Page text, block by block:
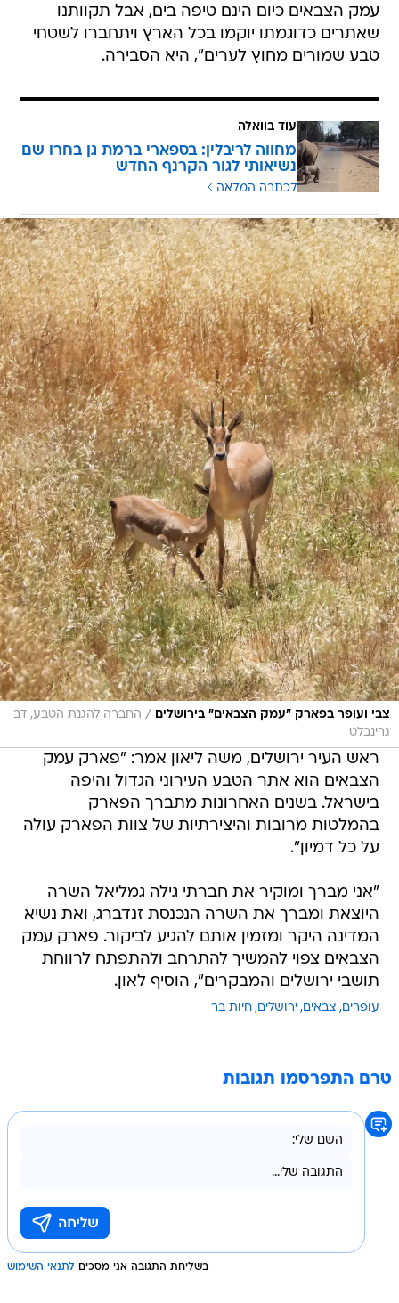
עמק הצבאים כיום הינם טיפה בים, אבל תקוותנו
שאתרים כדוגמתו יוקמו בכל הארץ ויתחברו לשטחי
טבע שמורים מחוץ לערים", היא הסבירה.
עוד בוואלה
מחווה לריבלין: בספארי ברמת גן בחרו שם
נשיאותי לגור הקרנף החדש
לכתבה המלאה
צבי ועופר בפארק "עמק הצבאים" בירושלים / החברה להגנת הטבע, דב
גרינבלט
ראש העיר ירושלים, משה ליאון אמר: "פארק עמק
הצבאים הוא אתר הטבע העירוני הגדול והיפה
בישראל. בשנים האחרונות מתברך הפארק
בהמלטות מרובות והיצירתיות של צוות הפארק עולה
על כל דמיון".
"אני מברך ומוקיר את חברתי גילה גמליאל השרה
היוצאת ומברך את השרה הנכנסת זנדברג, ואת נשיא
המדינה היקר ומזמין אותם להגיע לביקור. פארק עמק
הצבאים צפוי להמשיך להתרחב ולהתפתח לרווחת
תושבי ירושלים והמבקרים", הוסיף לאון.
עופרים צבאים ירושלים חיות בר
טרם התפרסמו תגובות
בשליחת התגובה אני מסכים לתנאי השימוש